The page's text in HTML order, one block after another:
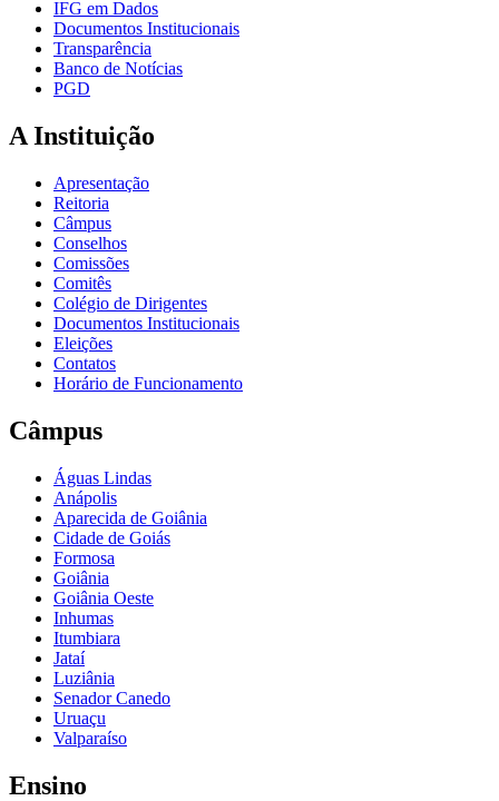
IFG em Dados
Documentos Institucionais
Transparência
Banco de Notícias
PGD
A Instituição
Apresentação
Reitoria
Câmpus
Conselhos
Comissões
Comitês
Colégio de Dirigentes
Documentos Institucionais
Eleições
Contatos
Horário de Funcionamento
Câmpus
Águas Lindas
Anápolis
Aparecida de Goiânia
Cidade de Goiás
Formosa
Goiânia
Goiânia Oeste
Inhumas
Itumbiara
Jataí
Luziânia
Senador Canedo
Uruaçu
Valparaíso
Ensino